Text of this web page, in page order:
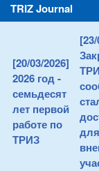
TRIZ Journal
[20/03/2026]
2026 год -
семьдесят
лет первой
работе по
ТРИЗ
для